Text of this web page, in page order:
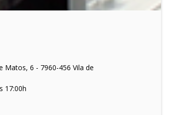
Matos, 6 - 7960-456 Vila de
17:00h